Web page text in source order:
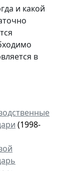
и какой
в
(1998-